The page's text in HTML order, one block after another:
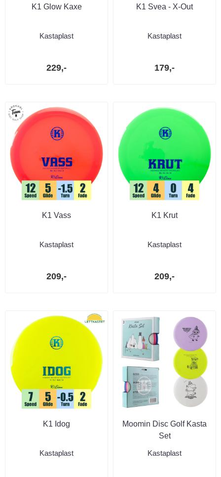
K1 Glow Kaxe
Kastaplast
229,-
K1 Svea - X-Out
Kastaplast
179,-
K1 Vass
Kastaplast
209,-
K1 Krut
Kastaplast
209,-
K1 Idog
Kastaplast
Moomin Disc Golf Kasta
Set
Kastaplast